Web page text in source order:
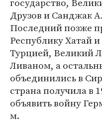
Друзов и Санджак
Последний позже
Республику Хатай
Турцией, Великий
Ливаном, а
объединились в
страна получила в
объявить войну
м.